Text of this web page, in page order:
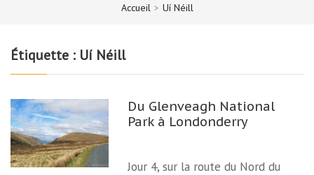
Accueil > Uí Néill
Étiquette : Uí Néill
Du Glenveagh National
Park à Londonderry
Jour 4, sur la route du Nord du